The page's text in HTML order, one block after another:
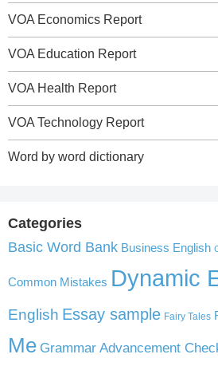
VOA Economics Report
VOA Education Report
VOA Health Report
VOA Technology Report
Word by word dictionary
Categories
Basic Word Bank Business English
Common Mistakes Dynamic
English Essay sample Fairy Tales
Me Grammar Advancement